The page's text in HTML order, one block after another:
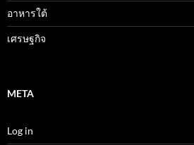
อาหารใต้
เศรษฐกิจ
META
Log in